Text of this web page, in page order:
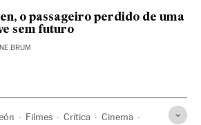
o passageiro perdido de uma
sem futuro
BRUM
Filmes Crítica Cinema